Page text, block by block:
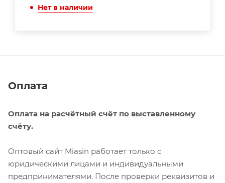
Нет в наличии
Оплата
Оплата на расчётный счёт по выставленному
счёту.
Оптовый сайт Miasin работает только с
юридическими лицами и индивидуальными
предпринимателями. После проверки реквизитов и